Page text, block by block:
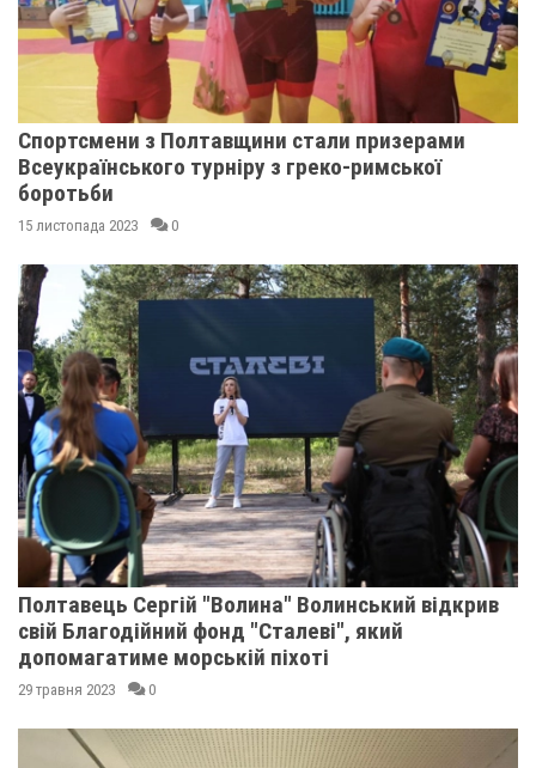
Спортсмени з Полтавщини стали призерами
Всеукраїнського турніру з греко-римської
боротьби
15 листопада 2023 0
Полтавець Сергій "Волина" Волинський відкрив
свій Благодійний фонд "Сталеві", який
допомагатиме морській піхоті
29 травня 2023 0